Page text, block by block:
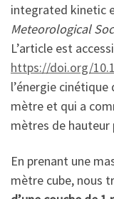
integrated kinetic
Meteorological
L’article est
https://doi.org/
l’énergie cinétique
mètre et qui a
mètres de hauteur
En prenant une
mètre cube, nous